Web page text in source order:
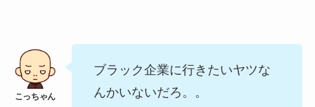
ブラック企業に行きたいヤツな
んかいないだろ。。